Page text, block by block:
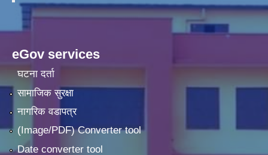
eGov services
घटना दर्ता
सामाजिक सुरक्षा
नागरिक वडापत्र
(Image/PDF) Converter tool
Date converter tool